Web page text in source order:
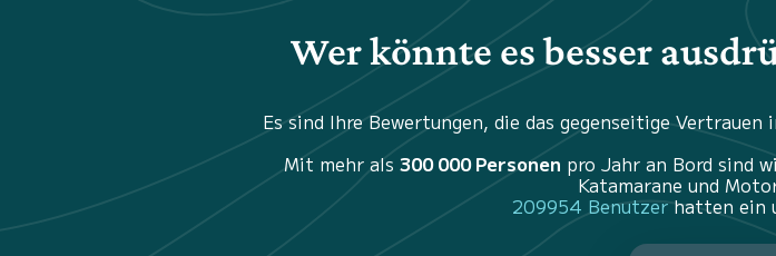
Wer könnte es besser
Es sind Ihre Bewertungen, die das gegenseitige
Mit mehr als 300 000 Personen pro Jahr an Bord sind
Katamarane und
209954 Benutzerhatten ein